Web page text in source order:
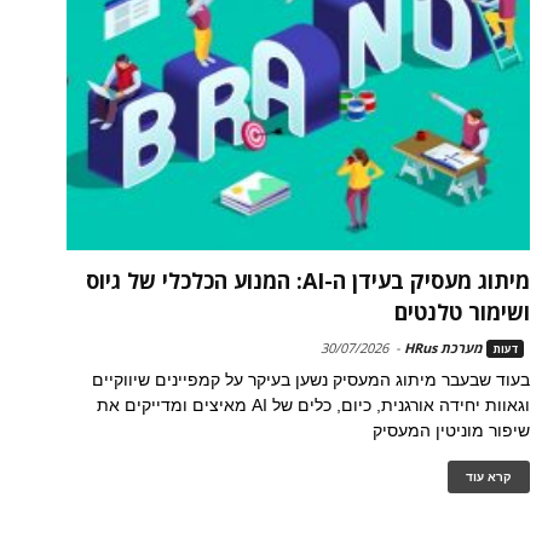
מיתוג מעסיק בעידן ה-AI: המנוע הכלכלי של גיוס
ושימור טלנטים
דעות מערכת HRus -
30/07/2026
בעוד שבעבר מיתוג המעסיק נשען בעיקר על קמפיינים שיווקיים
וגאוות יחידה אורגנית, כיום, כלים של AI מאיצים ומדייקים את
שיפור מוניטין המעסיק
קרא עוד